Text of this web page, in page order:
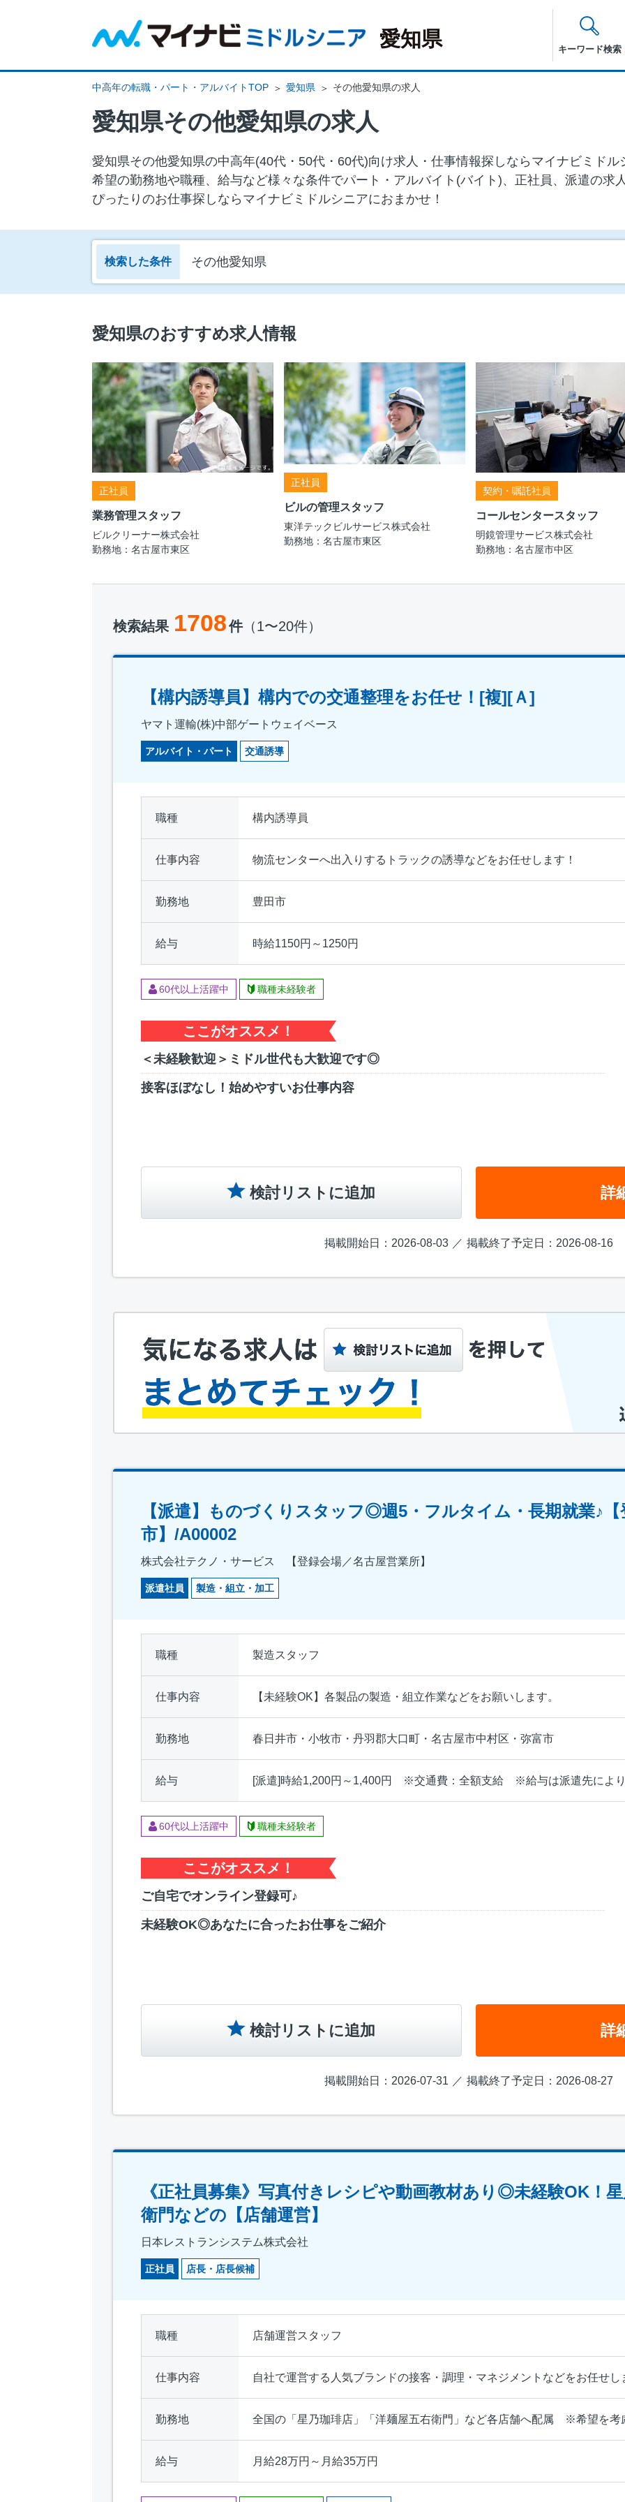
愛知県 キーワード検索
中高年の転職・パート・アルバイトTOP 愛知県 その他愛知県の求人
愛知県その他愛知県の求人
愛知県その他愛知県の中⾼年(40代・50代・60代)向け求⼈・仕事情報探しならマイナビミド
希望の勤務地や職種、給与など様々な条件でパート・アルバイト(バイト)、正社員、派遣の求
ぴったりのお仕事探しならマイナビミドルシニアにおまかせ！
検索した条件 その他愛知県
愛知県のおすすめ求人情報
正社員
業務管理スタッフ
ビルクリーナー株式会社
勤務地：名古屋市東区
正社員
ビルの管理スタッフ
東洋テックビルサービス株式会社
勤務地：名古屋市東区
契約・嘱託社員
コールセンタースタッフ
明鏡管理サービス株式会社
勤務地：名古屋市中区
検索結果 1708件（1〜20件）
【構内誘導員】構内での交通整理をお任せ！[複][Ａ]
ヤマト運輸(株)中部ゲートウェイベース
アルバイト・パート 交通誘導
職種 構内誘導員
仕事内容 物流センターへ出入りするトラックの誘導などをお任せします！
勤務地 豊田市
給与 時給1150円～1250円
60代以上活躍中 職種未経験者
ここがオススメ！
＜未経験歓迎＞ミドル世代も大歓迎です◎
接客ほぼなし！始めやすいお仕事内容
検討リストに追加 詳
掲載開始日：2026-08-03 掲載終了予定日：2026-08-16
【派遣】ものづくりスタッフ◎週5・フルタイム・長期就業♪
市】/A00002
株式会社テクノ・サービス 【登録会場／名古屋営業所】
派遣社員 製造・組立・加工
職種 製造スタッフ
仕事内容 【未経験OK】各製品の製造・組立作業などをお願いします。
勤務地 春日井市・小牧市・丹羽郡大口町・名古屋市中村区・弥富市
給与 [派遣]時給1,200円～1,400円 ※交通費：全額支給 ※給与は派遣先によ
60代以上活躍中 職種未経験者
ここがオススメ！
ご自宅でオンライン登録可♪
未経験OK◎あなたに合ったお仕事をご紹介
検討リストに追加 詳
掲載開始日：2026-07-31 掲載終了予定日：2026-08-27
《正社員募集》写真付きレシピや動画教材あり◎未経験OK！
衛門などの【店舗運営】
日本レストランシステム株式会社
正社員 店長・店長候補
職種 店舗運営スタッフ
仕事内容 自社で運営する人気ブランドの接客・調理・マネジメントなどをお任せし
勤務地 全国の「星乃珈琲店」「洋麺屋五右衛門」など各店舗へ配属 ※希望を考
給与 月給28万円～月給35万円